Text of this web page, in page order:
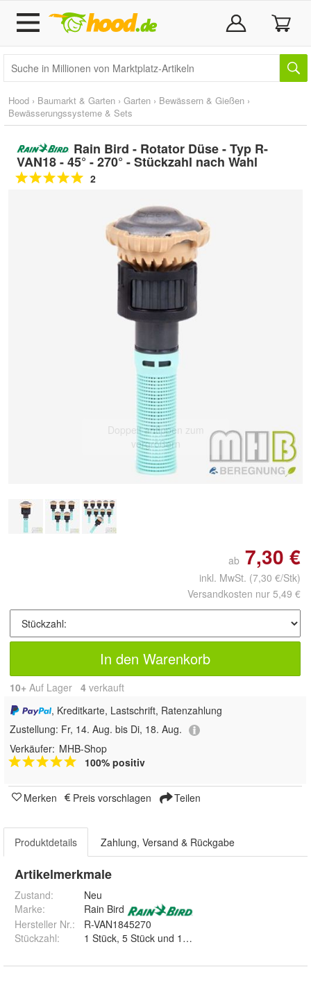
Hood › Baumarkt & Garten › Garten › Bewässern & Gießen ›
Bewässerungssysteme & Sets
Rain Bird - Rotator Düse - Typ R-
VAN18 - 45° - 270° - Stückzahl nach Wahl
2
Doppelt antippen zum
vergrößern
ab 7,30 €
inkl. MwSt. (7,30 €/Stk)
Versandkosten nur 5,49 €
In den Warenkorb
10+ Auf Lager 4 verkauft
, Kreditkarte, Lastschrift, Ratenzahlung
Zustellung: Fr, 14. Aug. bis Di, 18. Aug.
Verkäufer: MHB-Shop
100% positiv
Merken Preis vorschlagen Teilen
Produktdetails Zahlung, Versand & Rückgabe
Artikelmerkmale
Zustand:
Neu
Marke:
Rain Bird
Hersteller Nr.:
R-VAN1845270
Stückzahl: 1 Stück, 5 Stück und 10 Stück